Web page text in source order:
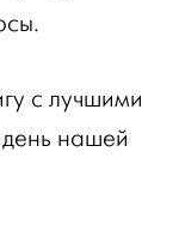
с лучшими
нашей